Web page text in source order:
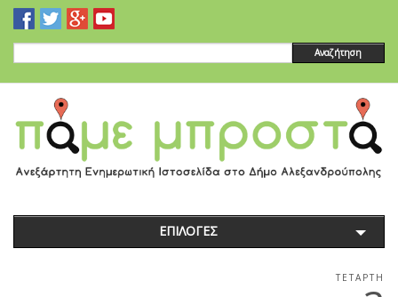
Αναζήτηση
ΕΠΙΛΟΓΕΣ
ΤΕΤΆΡΤΗ